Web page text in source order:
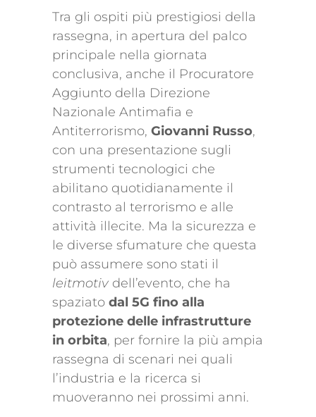
Tra gli ospiti più prestigiosi della
rassegna, in apertura del palco
principale nella giornata
conclusiva, anche il Procuratore
Aggiunto della Direzione
Nazionale Antimafia e
Antiterrorismo, Giovanni Russo,
con una presentazione sugli
strumenti tecnologici che
abilitano quotidianamente il
contrasto al terrorismo e alle
attività illecite. Ma la sicurezza e
le diverse sfumature che questa
può assumere sono stati il
leitmotiv dell’evento, che ha
spaziato dal 5G fino alla
protezione delle infrastrutture
in orbita, per fornire la più ampia
rassegna di scenari nei quali
l’industria e la ricerca si
muoveranno nei prossimi anni.